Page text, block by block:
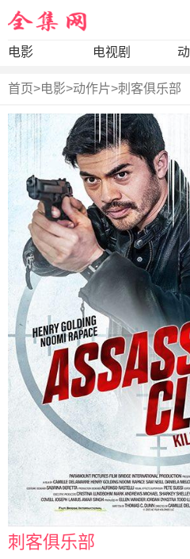
电影 电视剧
首页>电影>动作片>刺客俱乐部
刺客俱乐部